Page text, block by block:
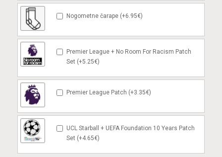
Nogometne čarape (+6.95€)
Premier League + No Room For Racism Patch
Set (+5.25€)
Premier League Patch (+3.35€)
UCL Starball + UEFA Foundation 10 Years Patch
Set (+4.65€)